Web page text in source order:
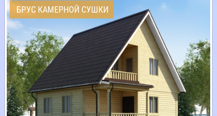
БРУС КАМЕРНОЙ СУШКИ